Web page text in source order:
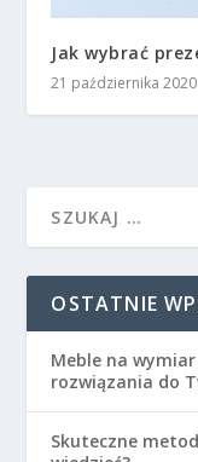
Jak wybrać
21 października 2020
OSTATNIE
Meble na
rozwiązania do
Skuteczne